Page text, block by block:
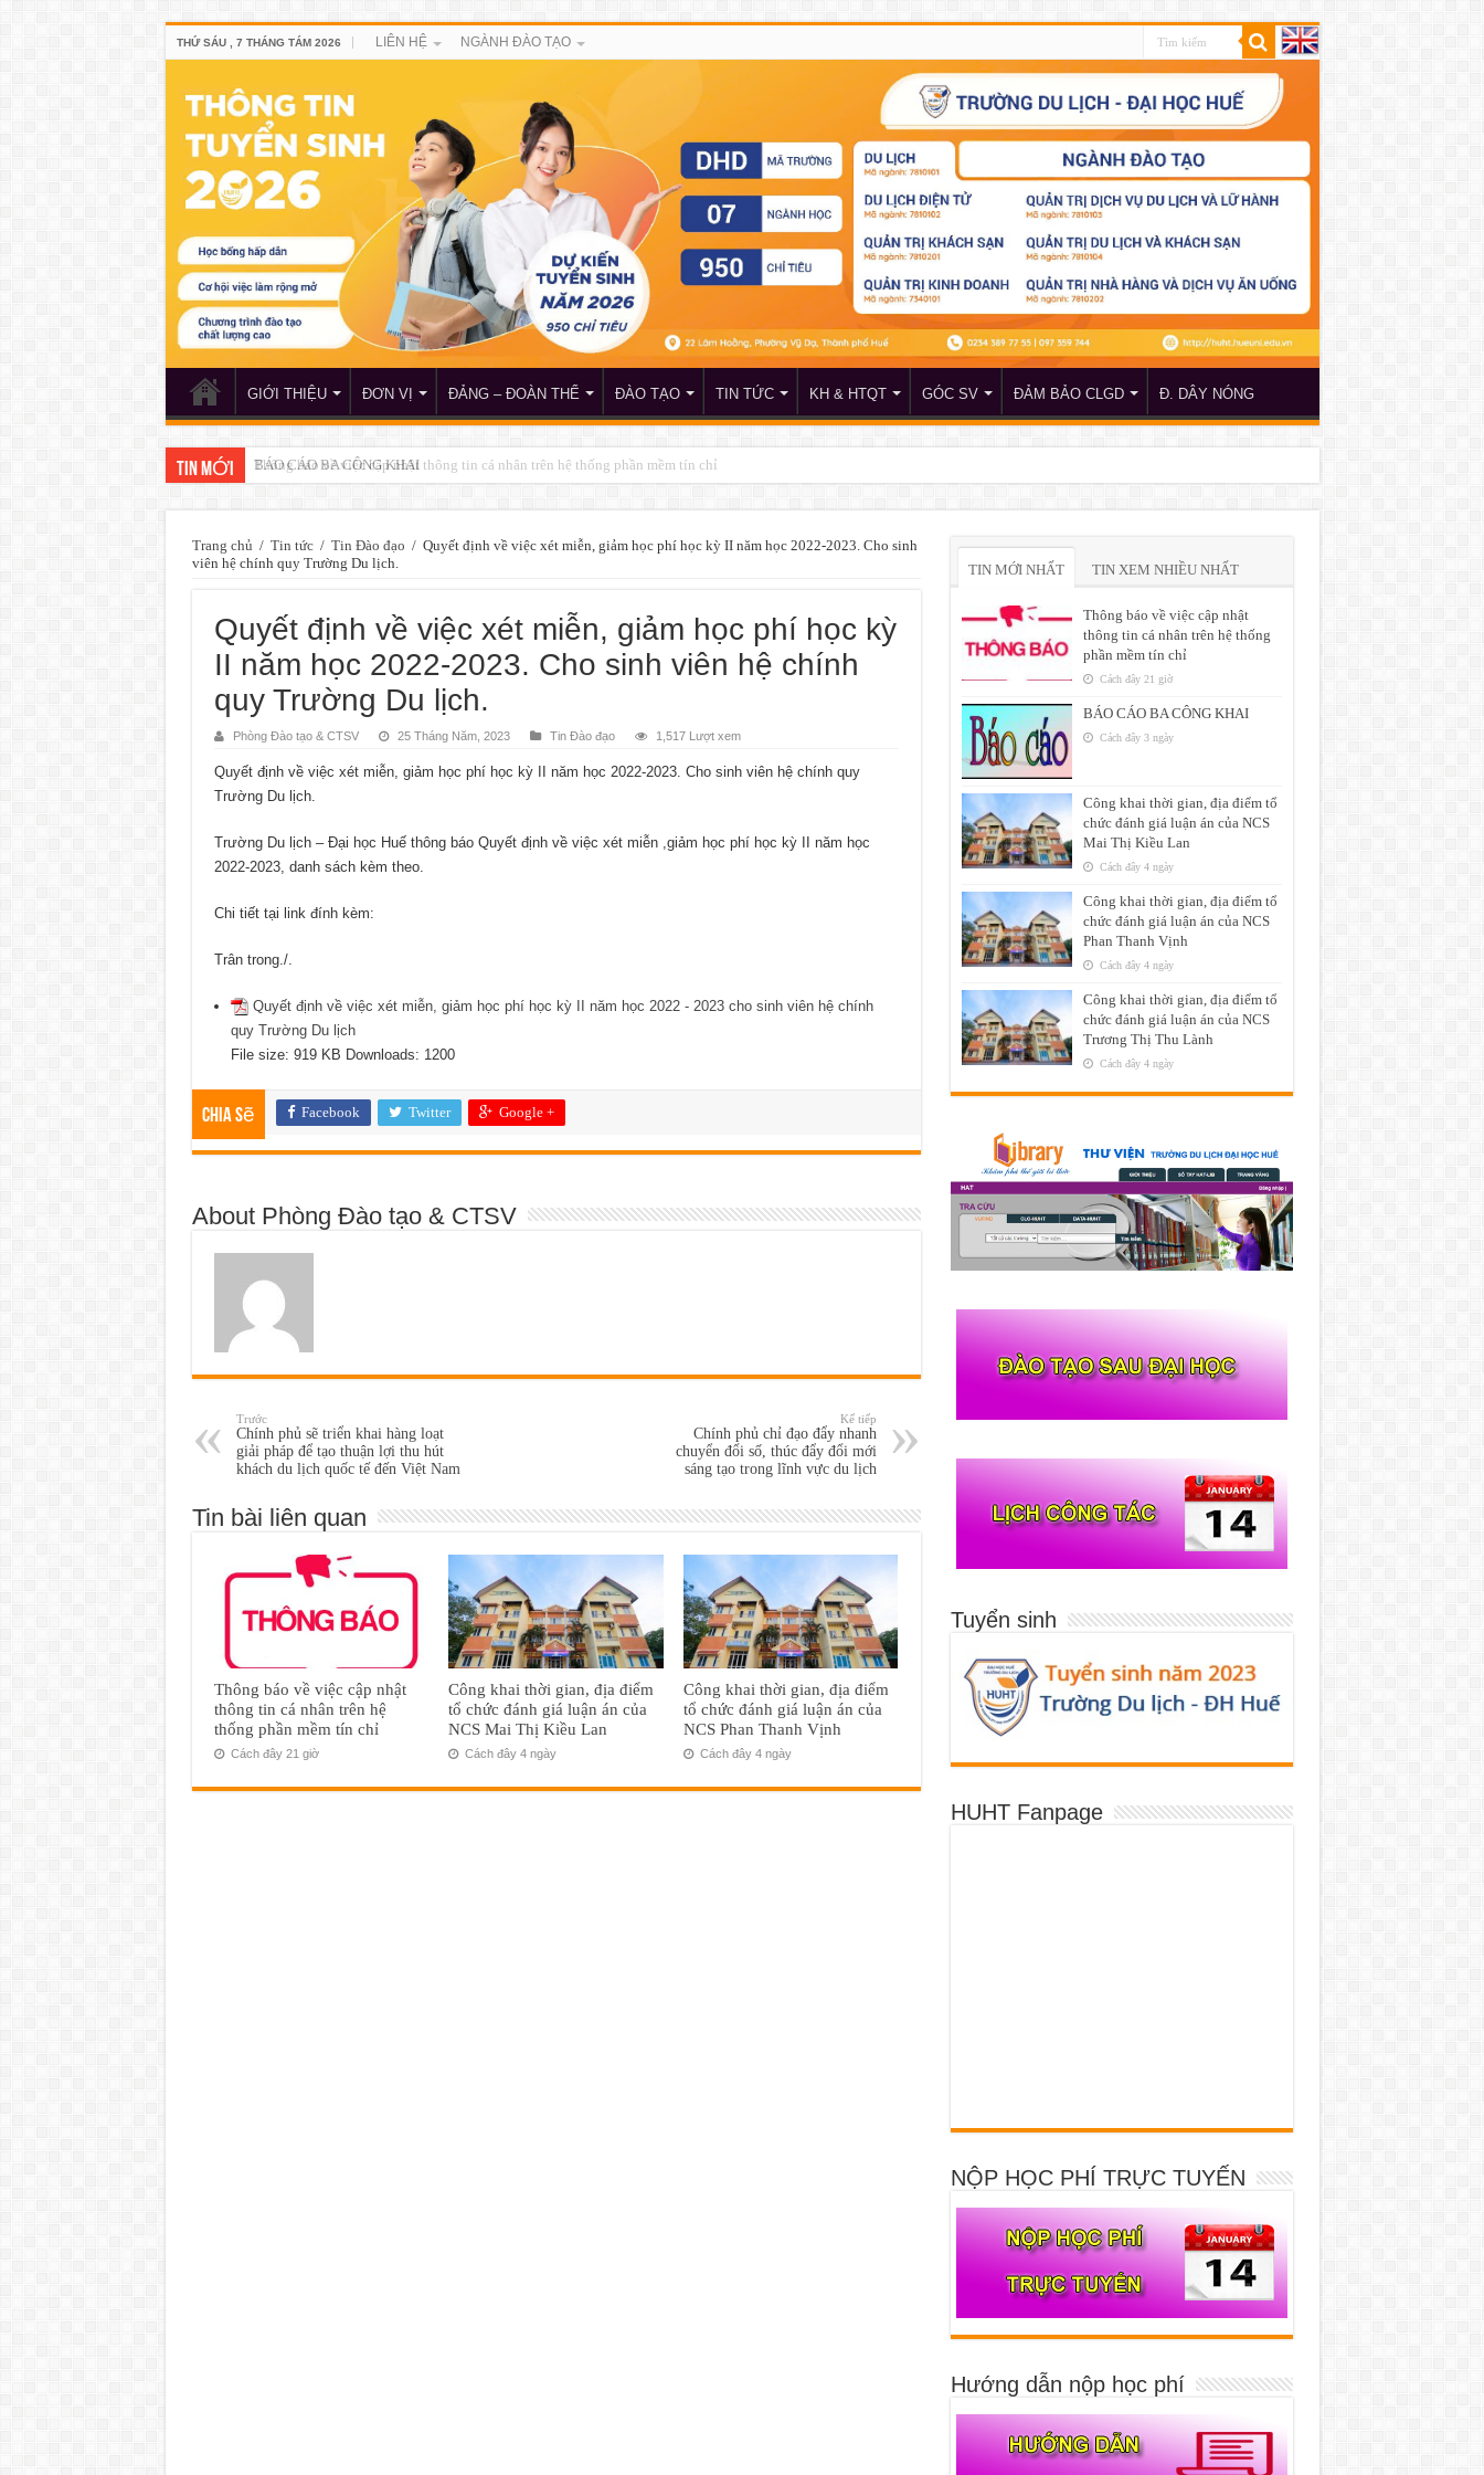
THỨ SÁU , 7 THÁNG TÁM 2026 LIÊN HỆ NGÀNH ĐÀO TẠO
GIỚI THIỆU ĐƠN VỊ ĐẢNG – ĐOÀN THỂ ĐÀO TẠO TIN TỨC KH & HTQT GÓC SV ĐẢM BẢO CLGD Đ. DÂY NÓNG
TIN MỚI BÁO CÁO BA CÔNG KHAI
Trang chủ / Tin tức / Tin Đào đạo / Quyết định về việc xét miễn, giảm học phí học kỳ II năm học 2022-2023. Cho sinh
viên hệ chính quy Trường Du lịch.
Quyết định về việc xét miễn, giảm học phí học kỳ
II năm học 2022-2023. Cho sinh viên hệ chính
quy Trường Du lịch.
Phòng Đào tạo & CTSV 25 Tháng Năm, 2023 Tin Đào đạo 1,517 Lượt xem
Quyết định về việc xét miễn, giảm học phí học kỳ II năm học 2022-2023. Cho sinh viên hệ chính quy
Trường Du lịch.
Trường Du lịch – Đại học Huế thông báo Quyết định về việc xét miễn ,giảm học phí học kỳ II năm học
2022-2023, danh sách kèm theo.
Chi tiết tại link đính kèm:
Trân trong./.
Quyết định về việc xét miễn, giảm học phí học kỳ II năm học 2022 - 2023 cho sinh viên hệ chính
quy Trường Du lịch
File size: 919 KB Downloads: 1200
Chia sẽ Facebook Twitter Google +
About Phòng Đào tạo & CTSV
Trước
Chính phủ sẽ triển khai hàng loạt
giải pháp để tạo thuận lợi thu hút
khách du lịch quốc tế đến Việt Nam
Kế tiếp
Chính phủ chỉ đạo đẩy nhanh
chuyển đổi số, thúc đẩy đổi mới
sáng tạo trong lĩnh vực du lịch
Tin bài liên quan
Thông báo về việc cập nhật
thông tin cá nhân trên hệ
thống phần mềm tín chỉ
Cách đây 21 giờ
Công khai thời gian, địa điểm
tổ chức đánh giá luận án của
NCS Mai Thị Kiều Lan
Cách đây 4 ngày
Công khai thời gian, địa điểm
tổ chức đánh giá luận án của
NCS Phan Thanh Vịnh
Cách đây 4 ngày
TIN MỚI NHẤT TIN XEM NHIỀU NHẤT
Thông báo về việc cập nhật
thông tin cá nhân trên hệ thống
phần mềm tín chỉ
Cách đây 21 giờ
BÁO CÁO BA CÔNG KHAI
Cách đây 3 ngày
Công khai thời gian, địa điểm tổ
chức đánh giá luận án của NCS
Mai Thị Kiều Lan
Cách đây 4 ngày
Công khai thời gian, địa điểm tổ
chức đánh giá luận án của NCS
Phan Thanh Vịnh
Cách đây 4 ngày
Công khai thời gian, địa điểm tổ
chức đánh giá luận án của NCS
Trương Thị Thu Lành
Cách đây 4 ngày
Tuyển sinh
HUHT Fanpage
NỘP HỌC PHÍ TRỰC TUYẾN
Hướng dẫn nộp học phí